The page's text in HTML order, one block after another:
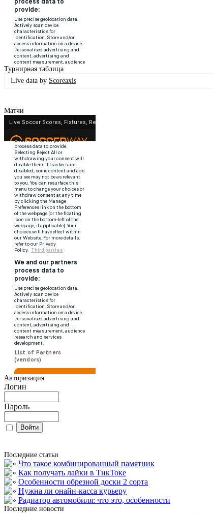
Турнирная таблица
Live data by Scoreaxis
Матчи
Авторизация
Логин
Пароль
Последние статьи
Что такое комбинированный памятник
Как получать лайки в ТикТоке
Особенности обрезной доски 2 сорта
Нужна ли онайн-касса курьеру
Радиатор автомобиля: что это, особенности
Последние новости